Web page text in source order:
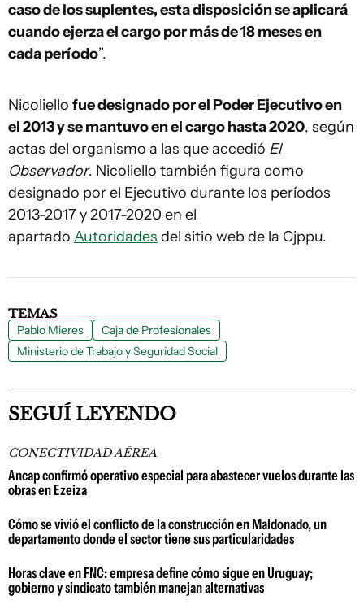
caso de los suplentes, esta disposición se aplicará
cuando ejerza el cargo por más de 18 meses en
cada período”.
Nicoliello fue designado por el Poder Ejecutivo en
el 2013 y se mantuvo en el cargo hasta 2020, según
actas del organismo a las que accedió El
Observador. Nicoliello también figura como
designado por el Ejecutivo durante los períodos
2013-2017 y 2017-2020 en el
apartado Autoridades del sitio web de la Cjppu.
TEMAS
Pablo Mieres
Caja de Profesionales
Ministerio de Trabajo y Seguridad Social
SEGUÍ LEYENDO
CONECTIVIDAD AÉREA
Ancap confirmó operativo especial para abastecer vuelos durante las
obras en Ezeiza
Cómo se vivió el conflicto de la construcción en Maldonado, un
departamento donde el sector tiene sus particularidades
Horas clave en FNC: empresa define cómo sigue en Uruguay;
gobierno y sindicato también manejan alternativas